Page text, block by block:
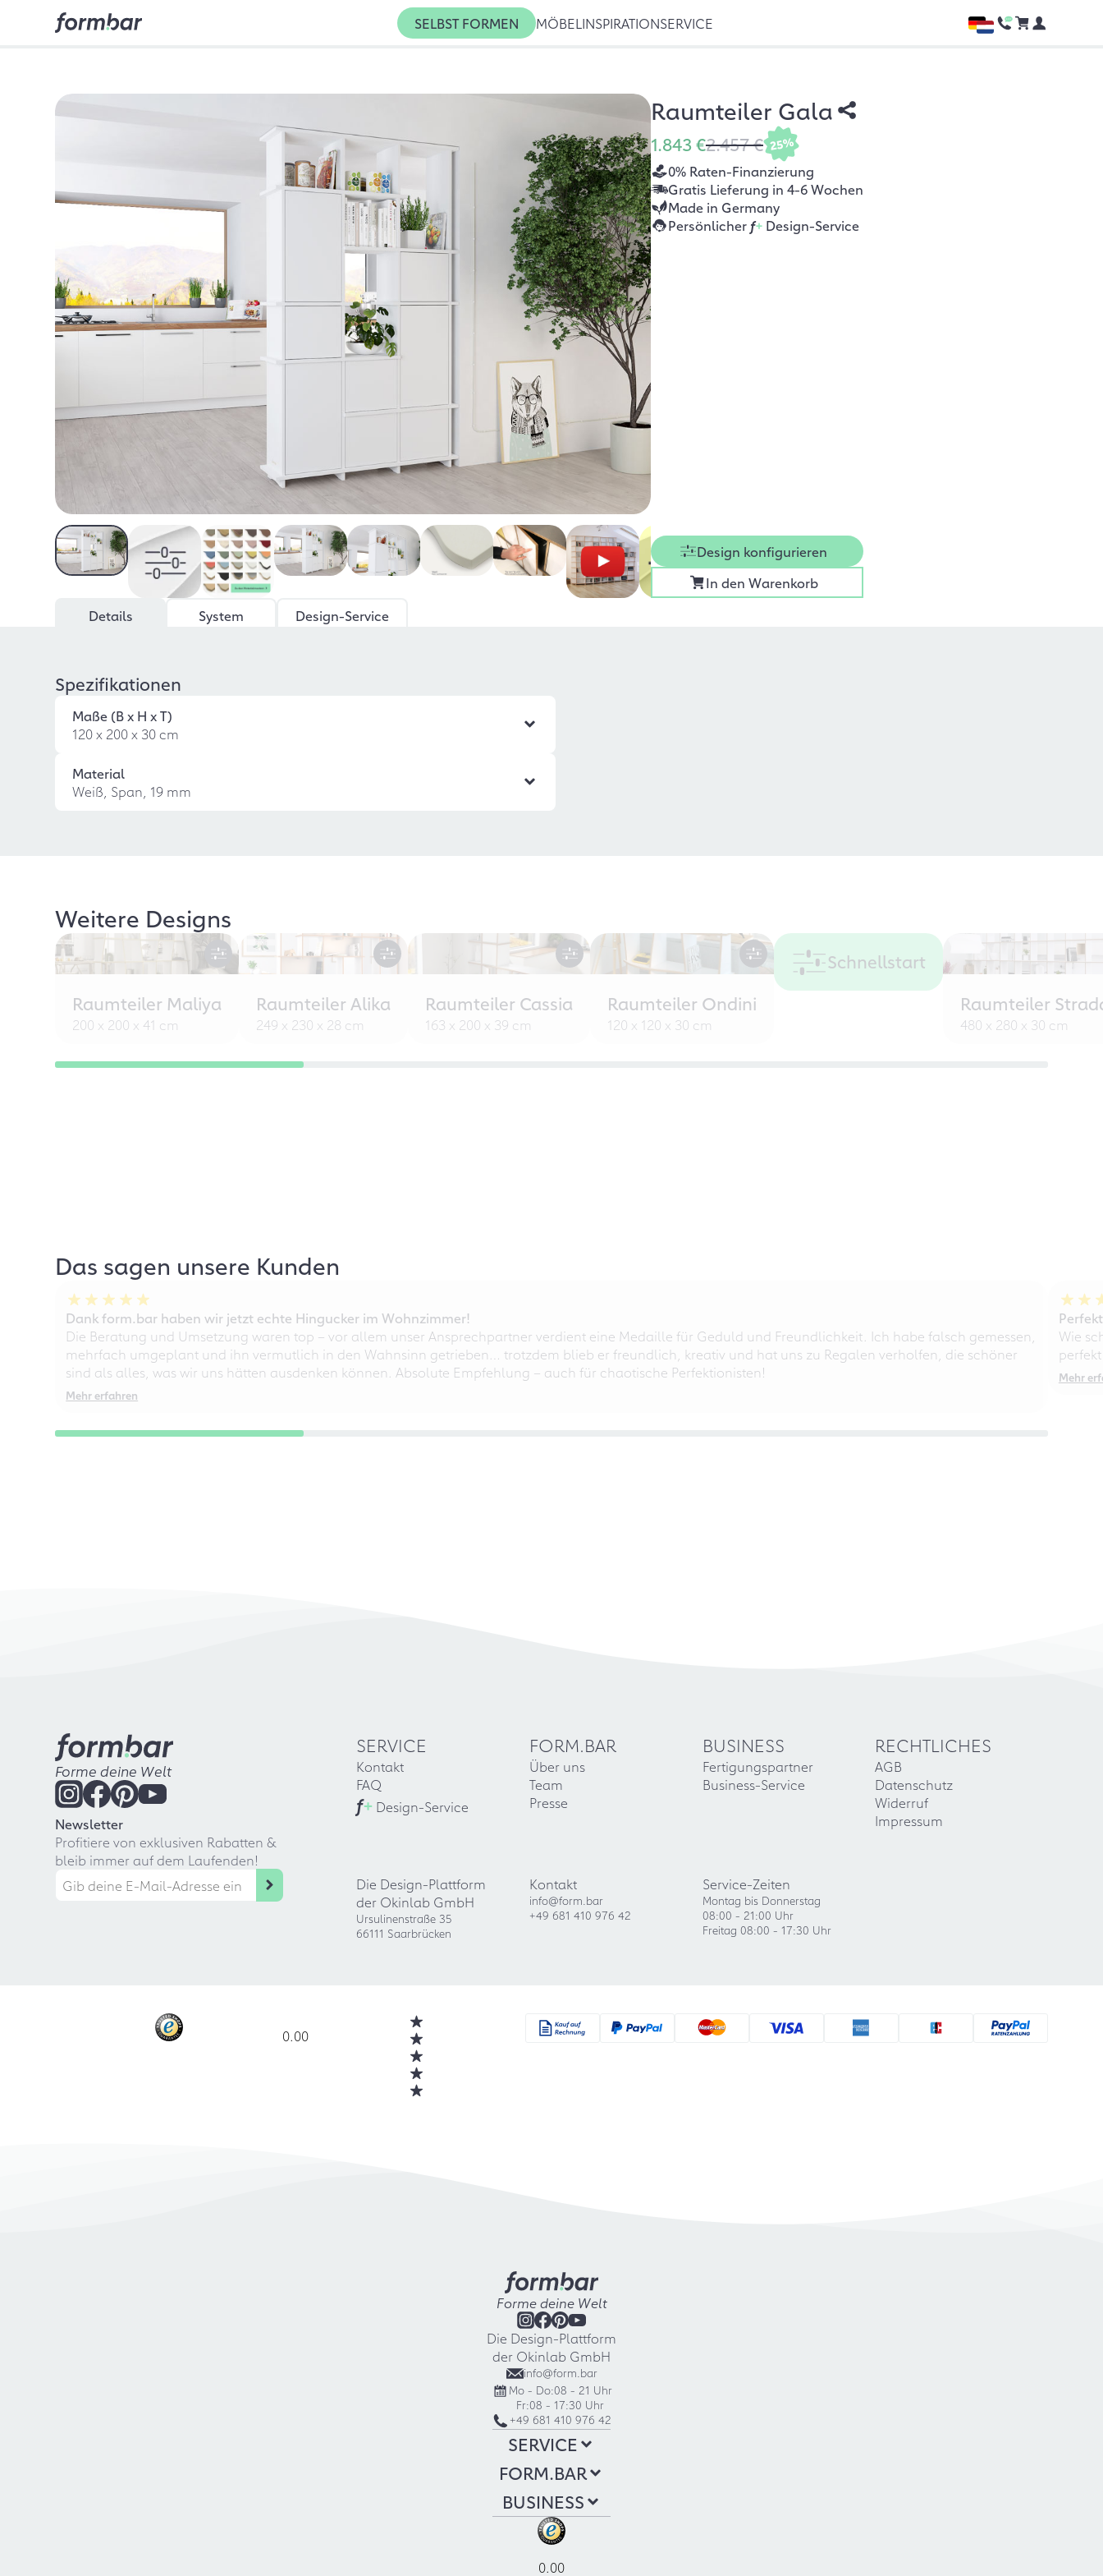
SELBST FORMEN MÖBEL INSPIRATIONSERVICE
Raumteiler Gala
1.843 €2.457 € 25%
0% Raten-Finanzierung
Gratis Lieferung in 4-6 Wochen
Made in Germany
Persönlicher f+Design-Service
Design konfigurieren
In den Warenkorb
Details
System Design-Service
Spezifikationen
Maße (B x H x T)
120 x 200 x 30 cm
Material
Weiß, Span, 19 mm
Weitere Designs
Raumteiler Maliya
200 x 200 x 41 cm
Raumteiler Alika
249 x 230 x 28 cm
Raumteiler Cassia
163 x 200 x 39 cm
Raumteiler Ondini
120 x 120 x 30 cm
Schnellstart
Raumteiler
480 x 280 x 30 cm
Das sagen unsere Kunden
Dank form.bar haben wir jetzt echte Hingucker im Wohnzimmer!
Die Beratung und Umsetzung waren top – vor allem unser Ansprechpartner verdient eine Medaille für Geduld und Freundlichkeit. Ich habe falsch gemessen,
mehrfach umgeplant und ihn vermutlich in den Wahnsinn getrieben… trotzdem blieb er freundlich, kreativ und hat uns zu Regalen verholfen, die schöner
sind als alles, was wir uns hätten ausdenken können. Absolute Empfehlung – auch für chaotische Perfektionisten!
Mehr erfahren
Wie
Mehr
Forme deine Welt
Newsletter
Profitiere von exklusiven Rabatten &
bleib immer auf dem Laufenden!
SERVICE
Kontakt
FAQ
f+ Design-Service
FORM.BAR
Über uns
Team
Presse
BUSINESS
Fertigungspartner
Business-Service
RECHTLICHES
AGB
Datenschutz
Widerruf
Impressum
Die Design-Plattform
der Okinlab GmbH
Ursulinenstraße 35
66111 Saarbrücken
Kontakt
info@form.bar
+49 681 410 976 42
Service-Zeiten
Montag bis Donnerstag
08:00 - 21:00 Uhr
Freitag 08:00 - 17:30 Uhr
0.00
Forme deine Welt
Die Design-Plattform
der Okinlab GmbH
info@form.bar
Mo - Do:08 - 21 Uhr
Fr:08 - 17:30 Uhr
+49 681 410 976 42
SERVICE
FORM.BAR
BUSINESS
0.00